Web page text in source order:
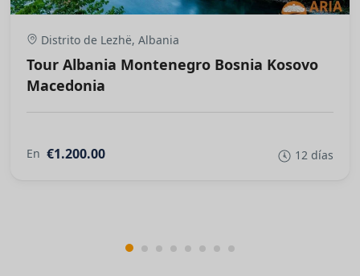
Distrito de Lezhë, Albania
Tour Albania Montenegro Bosnia Kosovo
Macedonia
En €1.200.00 12 días